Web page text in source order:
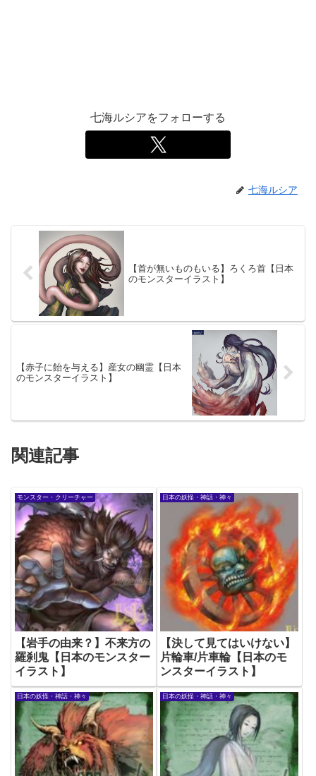
七海ルシアをフォローする
七海ルシア
【首が無いものもいる】ろくろ首【日本
のモンスターイラスト】
【赤子に飴を与える】産女の幽霊【日本
のモンスターイラスト】
関連記事
モンスター・クリーチャー
【岩手の由来？】不来方の
羅刹鬼【日本のモンスター
イラスト】
日本の妖怪・神話・神々
【決して見てはいけない】
片輪車/片車輪【日本のモ
ンスターイラスト】
日本の妖怪・神話・神々 日本の妖怪・神話・神々